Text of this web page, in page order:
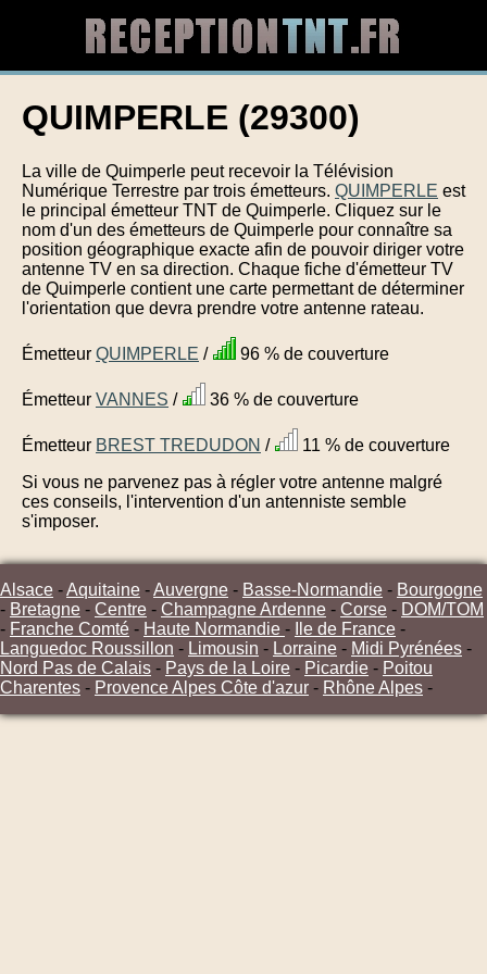
QUIMPERLE (29300)
La ville de Quimperle peut recevoir la Télévision
Numérique Terrestre par trois émetteurs. QUIMPERLE est
le principal émetteur TNT de Quimperle. Cliquez sur le
nom d'un des émetteurs de Quimperle pour connaître sa
position géographique exacte afin de pouvoir diriger votre
antenne TV en sa direction. Chaque fiche d'émetteur TV
de Quimperle contient une carte permettant de déterminer
l'orientation que devra prendre votre antenne rateau.
Émetteur QUIMPERLE / 96 % de couverture
Émetteur VANNES / 36 % de couverture
Émetteur BREST TREDUDON /
11 % de couverture
Si vous ne parvenez pas à régler votre antenne malgré
ces conseils, l'intervention d'un antenniste semble
s'imposer.
Alsace -Aquitaine -Auvergne - Basse-Normandie - Bourgogne
- Bretagne - Centre - Champagne Ardenne - Corse - DOM/TOM
- Franche Comté - Haute Normandie - Ile de France -
Languedoc Roussillon - Limousin - Lorraine - Midi Pyrénées -
Nord Pas de Calais - Pays de la Loire - Picardie - Poitou
Charentes - Provence Alpes Côte d'azur - Rhône Alpes -